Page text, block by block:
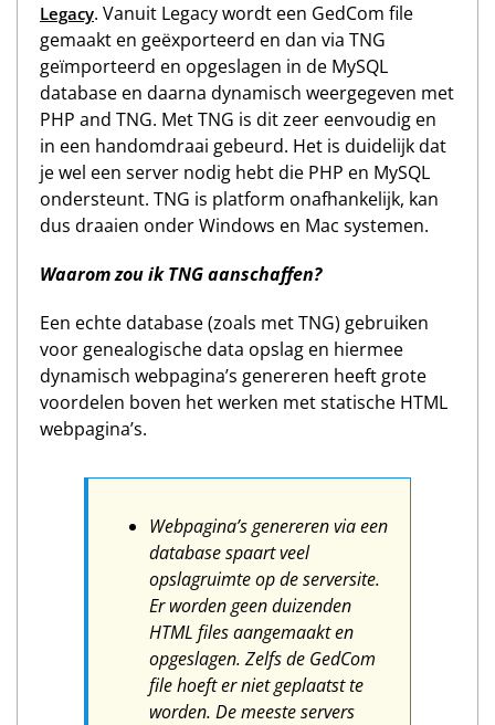
Legacy. Vanuit Legacy wordt een GedCom file
gemaakt en geëxporteerd en dan via TNG
geïmporteerd en opgeslagen in de MySQL
database en daarna dynamisch weergegeven met
PHP and TNG. Met TNG is dit zeer eenvoudig en
in een handomdraai gebeurd. Het is duidelijk dat
je wel een server nodig hebt die PHP en MySQL
ondersteunt. TNG is platform onafhankelijk, kan
dus draaien onder Windows en Mac systemen.
Waarom zou ik TNG aanschaffen?
Een echte database (zoals met TNG) gebruiken
voor genealogische data opslag en hiermee
dynamisch webpagina’s genereren heeft grote
voordelen boven het werken met statische HTML
webpagina’s.
Webpagina’s genereren via een
database spaart veel
opslagruimte op de serversite.
Er worden geen duizenden
HTML files aangemaakt en
opgeslagen. Zelfs de GedCom
file hoeft er niet geplaatst te
worden. De meeste servers